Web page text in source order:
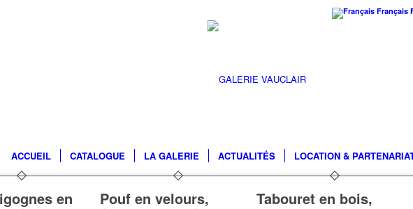
Français
ACCUEIL CATALOGUE LA GALERIE ACTUALITÉS LOCATION &
en Pouf en velours, Tabouret en bois,